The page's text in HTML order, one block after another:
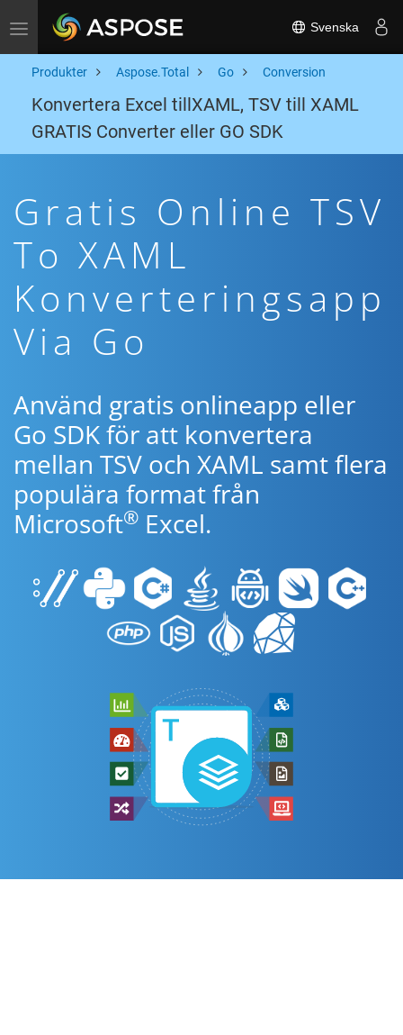
Toggle navigation Svenska
Produkter Aspose.Total Go Conversion
Konvertera Excel tillXAML, TSV till XAML
GRATIS Converter eller GO SDK
Gratis Online TSV
To XAML
Konverteringsapp
Via Go
Använd gratis onlineapp eller
Go SDK för att konvertera
mellan TSV och XAML samt flera
populära format från
Microsoft® Excel.